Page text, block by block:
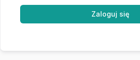
Zaloguj się